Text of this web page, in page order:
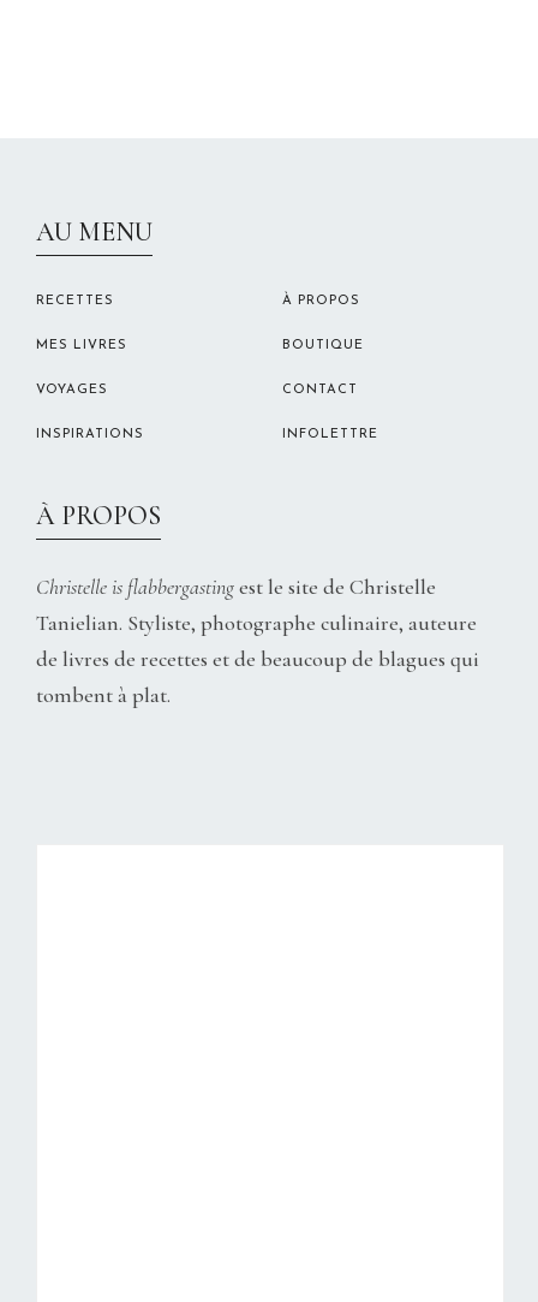
AU MENU
RECETTES
MES LIVRES
VOYAGES
INSPIRATIONS
À PROPOS
BOUTIQUE
CONTACT
INFOLETTRE
À PROPOS
Christelle is flabbergastingest le site de Christelle
Tanielian. Styliste, photographe culinaire, auteure
de livres de recettes et de beaucoup de blagues qui
tombent à plat.